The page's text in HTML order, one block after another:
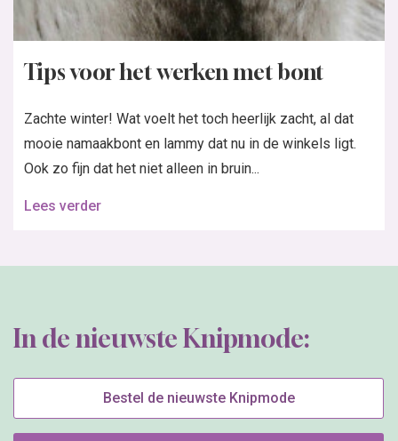
Tips voor het werken met bont
Zachte winter! Wat voelt het toch heerlijk zacht, al dat
mooie namaakbont en lammy dat nu in de winkels ligt.
Ook zo fijn dat het niet alleen in bruin...
Lees verder
In de nieuwste Knipmode:
Bestel de nieuwste Knipmode